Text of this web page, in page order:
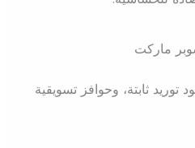
ماركت
ثابتة، وحوافز تسويقية